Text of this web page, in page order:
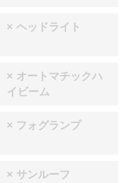
× ヘッドライト
× オートマチックハ
イビーム
× フォグランプ
× サンルーフ